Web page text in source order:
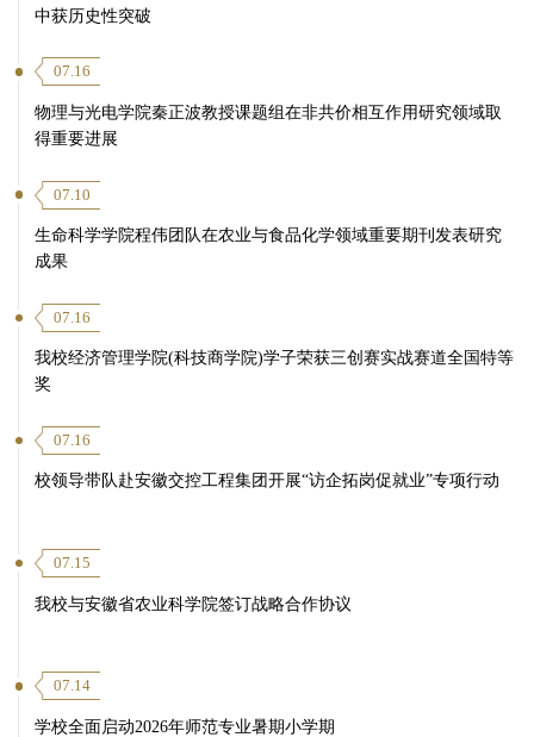
中获历史性突破
07.16
物理与光电学院秦正波教授课题组在非共价相互作用研究领域取
得重要进展
07.10
生命科学学院程伟团队在农业与食品化学领域重要期刊发表研究
成果
07.16
我校经济管理学院(科技商学院)学子荣获三创赛实战赛道全国特等
奖
07.16
校领导带队赴安徽交控工程集团开展“访企拓岗促就业”专项行动
07.15
我校与安徽省农业科学院签订战略合作协议
07.14
学校全面启动2026年师范专业暑期小学期